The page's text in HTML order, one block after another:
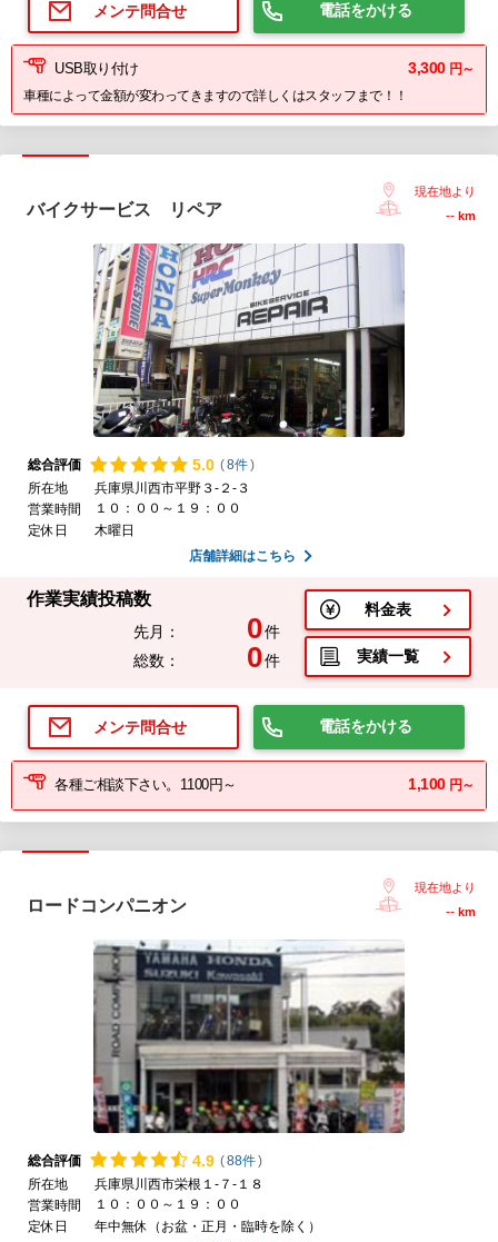
メンテ問合せ 電話をかける
USB取り付け 3,300 円～
車種によって金額が変わってきますので詳しくはスタッフまで！！
バイクサービス リペア
現在地より
-- km
総合評価 5.0 (8件)
所在地
兵庫県川西市平野３-２-３
営業時間
１０：００～１９：００
定休日
木曜日
店舗詳細はこちら
作業実績投稿数
先月： 0件
総数：
0件
料金表
実績一覧
メンテ問合せ 電話をかける
各種ご相談下さい。1100円～ 1,100 円～
ロードコンパニオン
現在地より
-- km
総合評価 4.9 (88件)
所在地
兵庫県川西市栄根１-７-１８
営業時間
１０：００～１９：００
定休日
年中無休（お盆・正月・臨時を除く）